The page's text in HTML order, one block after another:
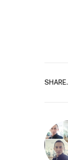
SHARE.